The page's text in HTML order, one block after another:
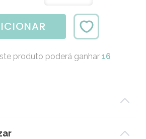
produto poderá ganhar 16